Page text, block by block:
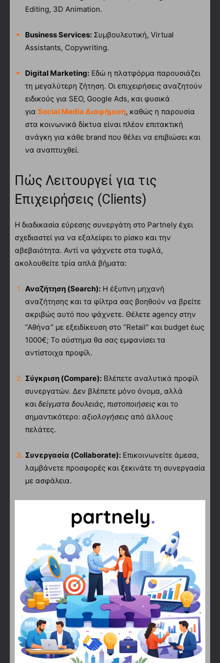
Editing, 3D Animation.
Business Services: Συμβουλευτική, Virtual
Assistants, Copywriting.
Digital Marketing: Εδώ η πλατφόρμα παρουσιάζει
τη μεγαλύτερη ζήτηση. Οι επιχειρήσεις αναζητούν
ειδικούς για SEO, Google Ads, και φυσικά
για Social Media Διαφήμιση, καθώς η παρουσία
στα κοινωνικά δίκτυα είναι πλέον επιτακτική
ανάγκη για κάθε brand που θέλει να επιβιώσει και
να αναπτυχθεί.
Πώς Λειτουργεί για τις
Επιχειρήσεις (Clients)
Η διαδικασία εύρεσης συνεργάτη στο Partnely έχει
σχεδιαστεί για να εξαλείφει το ρίσκο και την
αβεβαιότητα. Αντί να ψάχνετε στα τυφλά,
ακολουθείτε τρία απλά βήματα:
Αναζήτηση (Search): Η έξυπνη μηχανή
αναζήτησης και τα φίλτρα σας βοηθούν να βρείτε
ακριβώς αυτό που ψάχνετε. Θέλετε agency στην
“Αθήνα” με εξειδίκευση στο “Retail” και budget έως
1000€; Το σύστημα θα σας εμφανίσει τα
αντίστοιχα προφίλ.
Σύγκριση (Compare): Βλέπετε αναλυτικά προφίλ
συνεργατών. Δεν βλέπετε μόνο όνομα, αλλά
και δείγματα δουλειάς, πιστοποιήσεις και το
σημαντικότερο: αξιολογήσεις από άλλους
πελάτες.
Συνεργασία (Collaborate): Επικοινωνείτε άμεσα,
λαμβάνετε προσφορές και ξεκινάτε τη συνεργασία
με ασφάλεια.